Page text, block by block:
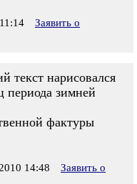
Заявить о
текст нарисовался
периода зимней
фактуры
14:48
Заявить о